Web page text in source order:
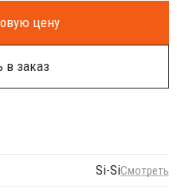
цену
в заказ
Si-SiСмотреть